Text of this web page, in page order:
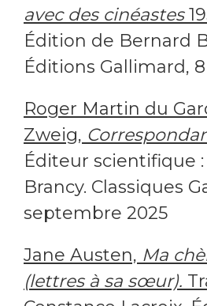
avec des cinéastes
Édition de Bernard
Éditions Gallimard,
Roger Martin du
Zweig,
Éditeur scientifique :
Brancy. Classiques
septembre 2025
Jane Austen, Ma
(lettres à sa sœur).